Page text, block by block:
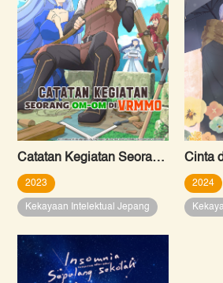
Catatan Kegiatan Seorang Om-Om di VRMMO
2023
Kekayaan Intelektual Jepang
Cinta
2024